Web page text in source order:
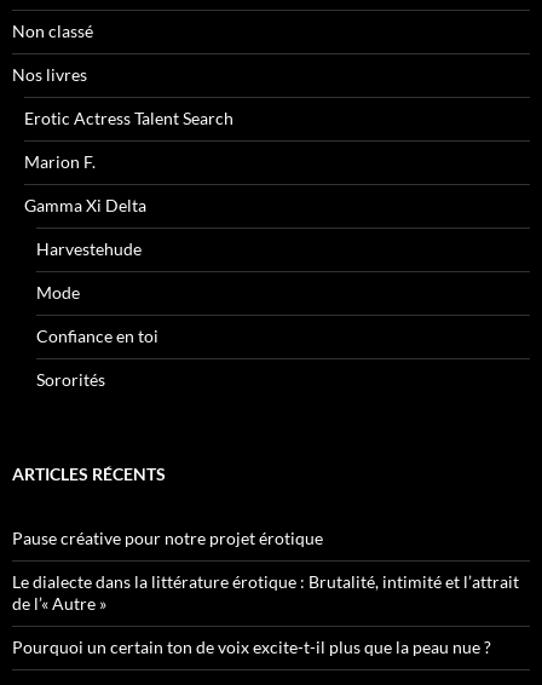
Non classé
Nos livres
Erotic Actress Talent Search
Marion F.
Gamma Xi Delta
Harvestehude
Mode
Confiance en toi
Sororités
ARTICLES RÉCENTS
Pause créative pour notre projet érotique
Le dialecte dans la littérature érotique : Brutalité, intimité et l’attrait
de l’« Autre »
Pourquoi un certain ton de voix excite-t-il plus que la peau nue ?